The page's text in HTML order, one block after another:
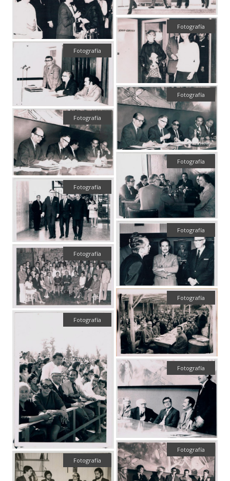
Fotografía
Fotografía
Fotografía
Fotografía
Fotografía
Fotografía
Fotografía
Fotografía
Fotografía
Fotografía
Fotografía
Fotografía
Fotografía